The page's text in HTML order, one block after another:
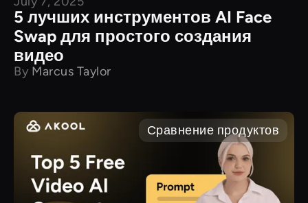
Сравнение продуктов
5 лучших инструментов AI Face
Swap для простого создания
видео
By Marcus Taylor
Сравнение продуктов